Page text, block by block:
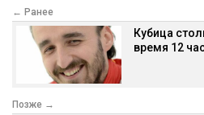
← Ранее
Кубица
время 12
Позже →